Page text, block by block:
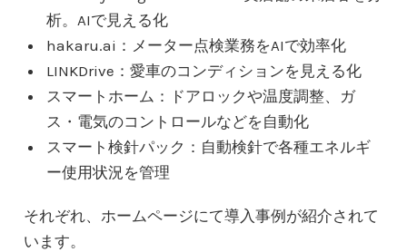
析。AIで見える化
hakaru.ai：メーター点検業務をAIで効率化
LINKDrive：愛車のコンディションを見える化
スマートホーム：ドアロックや温度調整、ガ
ス・電気のコントロールなどを自動化
スマート検針パック：自動検針で各種エネルギ
ー使用状況を管理
それぞれ、ホームページにて導入事例が紹介されて
います。